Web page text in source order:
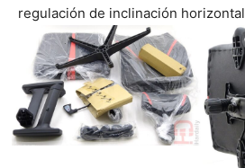
regulación de inclinación